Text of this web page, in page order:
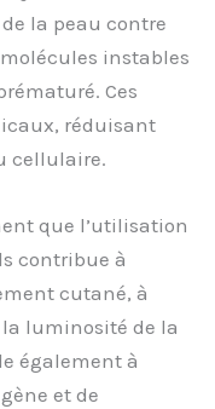
la peau contre
instables
Ces
réduisant
cellulaire.
que l’utilisation
contribue à
cutané, à
luminosité de la
également à
et de